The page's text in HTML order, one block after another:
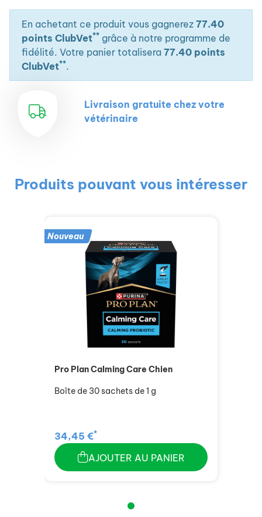
En achetant ce produit vous gagnerez 77.40
points ClubVet** grâce à notre programme de
fidélité. Votre panier totalisera 77.40 points
ClubVet**.
Livraison gratuite chez votre
vétérinaire
Produits pouvant vous intéresser
Nouveau
Pro Plan Calming Care Chien
Boîte de 30 sachets de 1 g
34,45 €*
AJOUTER AU PANIER